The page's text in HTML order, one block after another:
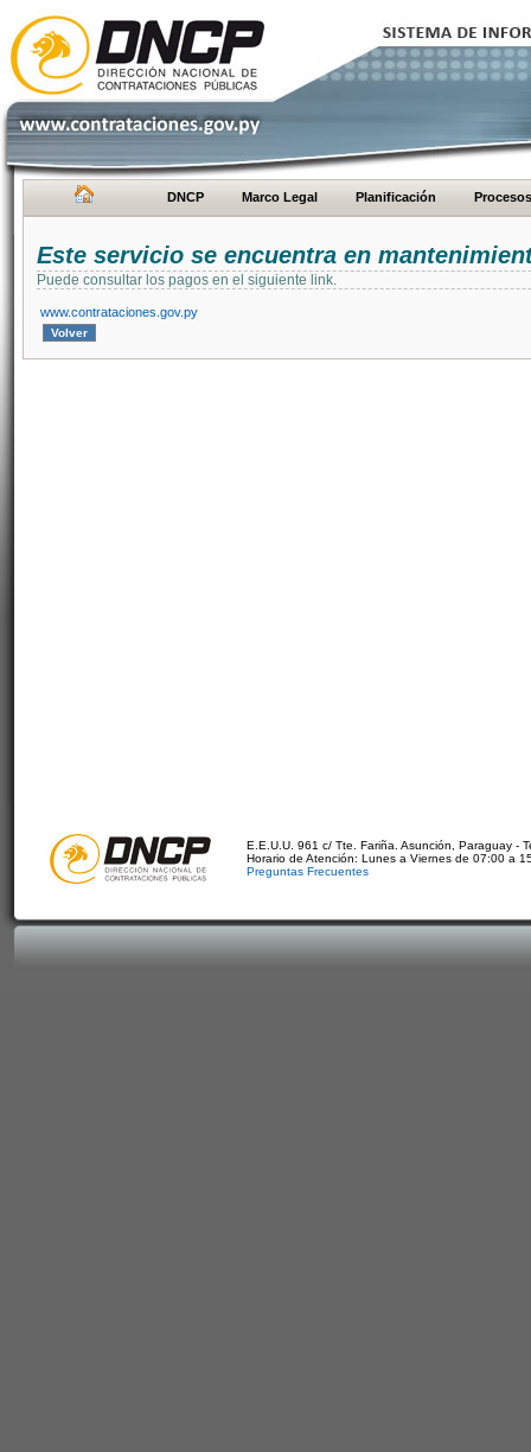
DNCP Marco Legal Planificación Procesos
Este servicio se encuentra en
Puede consultar los pagos en el siguiente link.
www.contrataciones.gov.py
E.E.U.U. 961 c/ Tte. Fariña. Asunción, Paraguay -
Horario de Atención: Lunes a Viernes de 07:00 a
Preguntas Frecuentes